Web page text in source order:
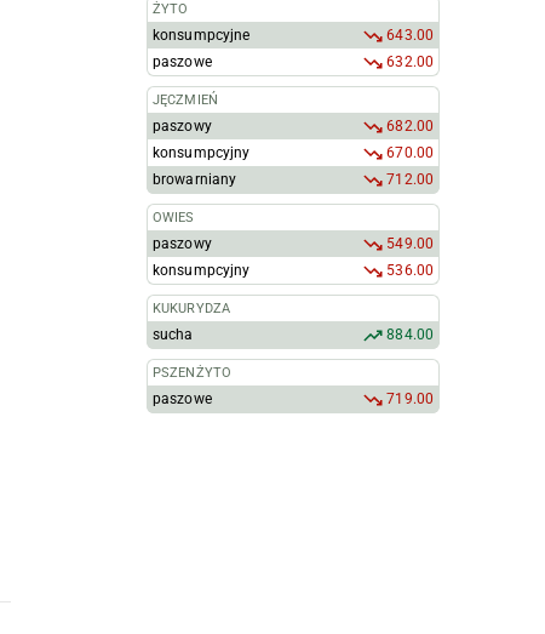
ŻYTO
konsumpcyjne
643.00
paszowe
632.00
JĘCZMIEŃ
paszowy
682.00
konsumpcyjny
670.00
browarniany
712.00
OWIES
paszowy
549.00
konsumpcyjny
536.00
KUKURYDZA
sucha 884.00
PSZENŻYTO
paszowe 719.00